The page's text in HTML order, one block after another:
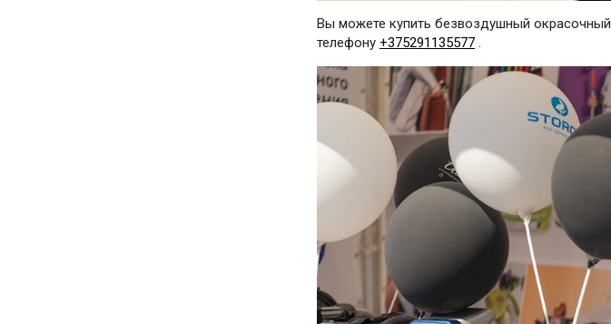
Вы можете купить безвоздушный окрасочный
телефону +375291135577